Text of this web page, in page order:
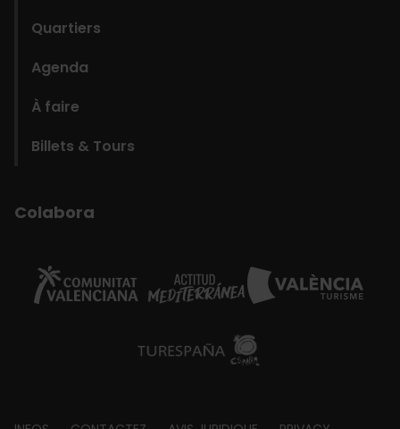
Quartiers
Agenda
À faire
Billets & Tours
Colabora